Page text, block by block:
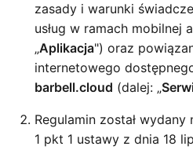
zasady i warunki
usług w ramach mobilnej
„Aplikacja") oraz
internetowego
barbell.cloud (dalej: „
Regulamin został
1 pkt 1 ustawy z dnia 18